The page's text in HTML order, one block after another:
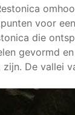
voor
die
gevormd
De vallei